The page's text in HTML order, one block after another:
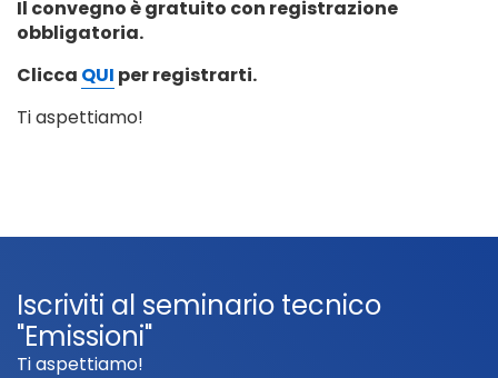
Il convegno è gratuito con registrazione
obbligatoria.
Clicca QUI per registrarti.
Ti aspettiamo!
Iscriviti al seminario tecnico
"Emissioni"
Ti aspettiamo!